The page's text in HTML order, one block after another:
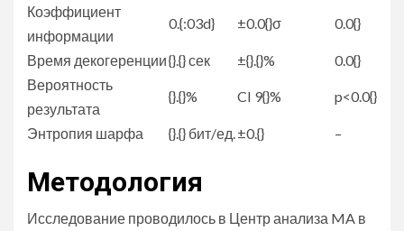
Коэффициент
информации
0.{:03d} ±0.0{}σ 0.0{}
Время декогеренции{}.{} сек ±{}.{}%
0.0{}
Вероятность
результата
{}.{}% CI 9{}% p<0.0{}
Энтропия шарфа {}.{} бит/ед.±0.{} –
Методология
Исследование проводилось в Центр анализа MA в